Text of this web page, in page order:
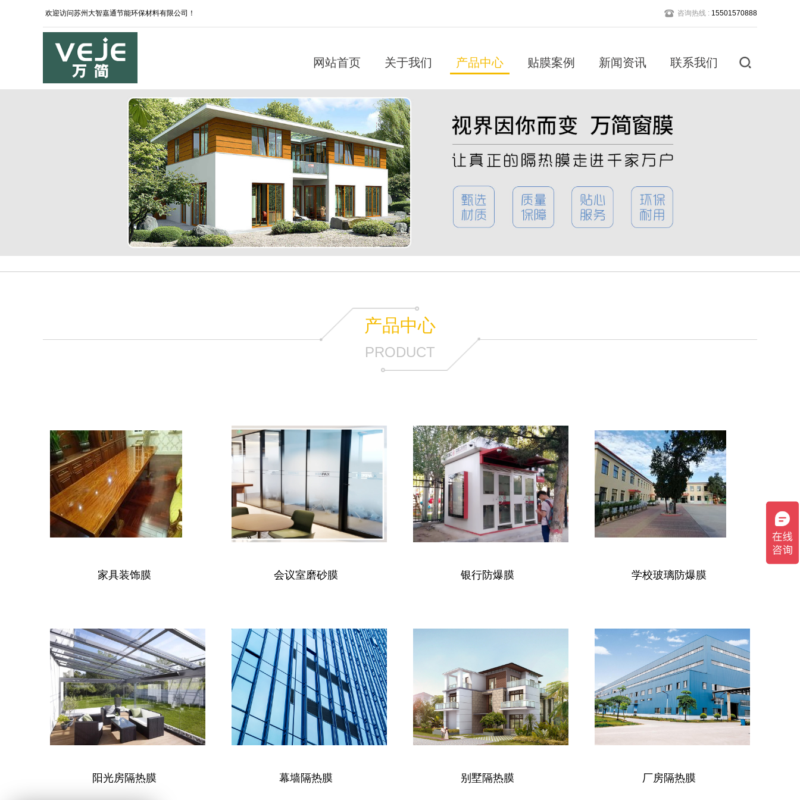
欢迎访问苏州大智嘉通节能环保材料有限公司！ 咨询热线 : 15501570888
网站首页 关于我们 产品中心 贴膜案例 新闻资讯 联系我们
产品中心
PRODUCT
家具装饰膜 会议室磨砂膜 银行防爆膜 学校玻璃防爆膜
阳光房隔热膜 幕墙隔热膜 别墅隔热膜 厂房隔热膜